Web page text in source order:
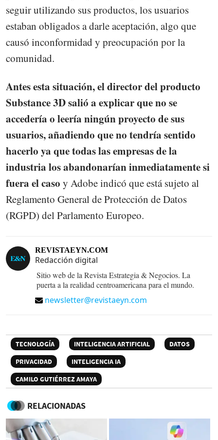
seguir utilizando sus productos, los usuarios
estaban obligados a darle aceptación, algo que
causó inconformidad y preocupación por la
comunidad.
Antes esta situación, el director del producto
Substance 3D salió a explicar que no se
accedería o leería ningún proyecto de sus
usuarios, añadiendo que no tendría sentido
hacerlo ya que todas las empresas de la
industria los abandonarían inmediatamente si
fuera el caso y Adobe indicó que está sujeto al
Reglamento General de Protección de Datos
(RGPD) del Parlamento Europeo.
REVISTAEYN.COM
Redacción digital
Sitio web de la Revista Estrategia & Negocios. La
puerta a la realidad centroamericana para el mundo.
newsletter@revistaeyn.com
TECNOLOGÍA INTELIGENCIA ARTIFICIAL
DATOS
PRIVACIDAD
INTELIGENCIA IA
CAMILO GUTIÉRREZ AMAYA
RELACIONADAS